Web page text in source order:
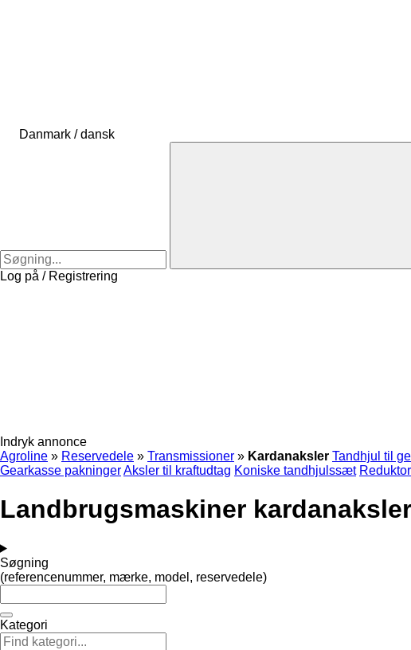
Danmark / dansk
Log på / Registrering
Indryk annonce
Agroline » Reservedele » Transmissioner » Kardanaksler Tandhjul til
Gearkasse pakningerAksler til kraftudtag Koniske tandhjulssæt
Landbrugsmaskiner kardanaksler
Søgning
(referencenummer, mærke, model, reservedele)
Kategori